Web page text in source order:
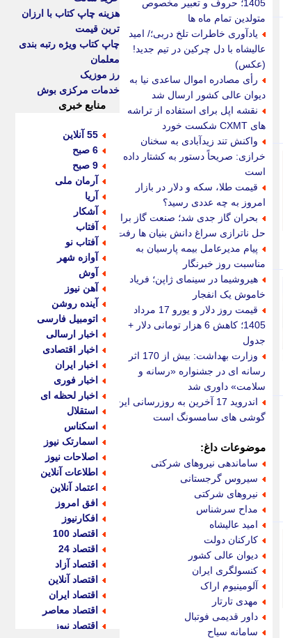
1405؛ حروف و تعبیر مخصوص
متولدین تمام ماه ها
یادآوری خاطرات تلخ دربی؛/ امید
عالیشاه با دل چرکین در تیم جدید!
(عکس)
رأی مصادره اموال ساعدی نیا به
دیوان عالی کشور ارسال شد
نقشه اپل برای استفاده از تراشه
های CXMT شکست خورد
واکنش تند زیدآبادی به سخنان
خرازی: صریحاً دستور به کشتار داده
است
قیمت طلا، سکه و دلار در بازار
امروز به چه عددی رسید؟
بحران گاز جدی شد؛ صنعت گاز برای
حل ناترازی سراغ دانش بنیان ها رفت
پیام مدیرعامل بیمه پارسیان به
مناسبت روز خبرنگار
هیروشیما در سینمای ژاپن؛ فریاد
خاموش یک انفجار
قیمت روز دلار و یورو 17 مرداد
1405؛ کاهش 6 هزار تومانی دلار +
جدول
وزارت بهداشت: بیش از 170 اثر
رسانه ای در جشنواره «رسانه و
سلامت» داوری شد
اندروید 17 آخرین به روزرسانی این
گوشی های سامسونگ است
موضوعات داغ:
ساماندهی نیروهای شرکتی
سیروس گرجستانی
نیروهای شرکتی
مداح سرشناس
امید عالیشاه
کارکنان دولت
دیوان عالی کشور
کنسولگری ایران
آلومینیوم اراک
مهدی تارتار
داور قدیمی فوتبال
سامانه سیاح
هزینه چاپ کتاب با ارزان
ترین قیمت
چاپ کتاب ویژه رتبه بندی
معلمان
رز موزیک
خدمات مرکزی بوش
منابع خبری
55 آنلاین
6 صبح
9 صبح
آرمان ملی
آریا
آشکار
آفتاب
آفتاب نو
آوازه شهر
آوش
آهن نیوز
آینده روشن
اتومبیل فارسی
اخبار ارسالی
اخبار اقتصادی
اخبار ایران
اخبار فوری
اخبار لحظه ای
استقلال
اسکناس
اسمارتک نیوز
اصلاحات نیوز
اطلاعات آنلاین
اعتماد آنلاین
افق امروز
افکارنیوز
اقتصاد 100
اقتصاد 24
اقتصاد آزاد
اقتصاد آنلاین
اقتصاد ایران
اقتصاد معاصر
اقتصاد نیوز